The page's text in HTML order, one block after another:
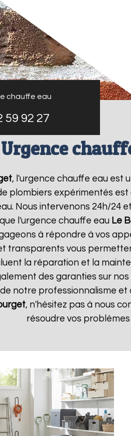
chauffe eau
59 92 27
Urgence
, l'urgence chauffe eau est
plombiers expérimentés
Nous intervenons 24h/24
l'urgence chauffe eau Le
à répondre à vos
transparents vous
la réparation et la
des garanties sur
notre professionnalisme
, n'hésitez pas à nous
résoudre vos